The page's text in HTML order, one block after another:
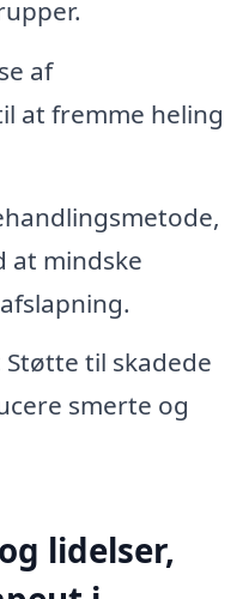
af
at fremme heling
at mindske
Støtte til skadede
smerte og
lidelser,